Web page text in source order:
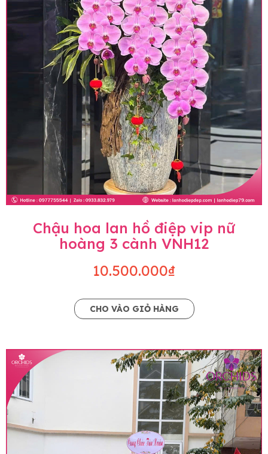
Chậu hoa lan hồ điệp vip nữ
hoàng 3 cành VNH12
10.500.000₫
CHO VÀO GIỎ HÀNG